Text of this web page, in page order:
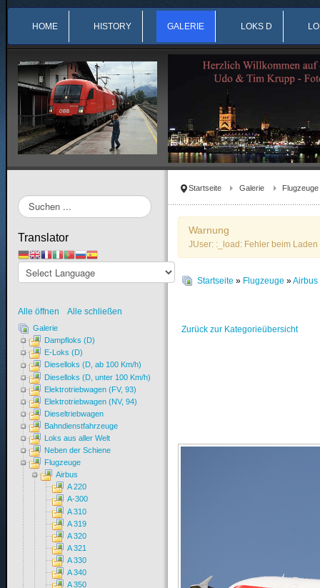
HOME HISTORY GALERIE LOKS D
Startseite Galerie Flugzeuge
Warnung
JUser: :_load: Fehler beim
Startseite » Flugzeuge »Airbus
Zurück zur Kategorieübersicht
Suchen
...
Translator
Alle öffnen Alle schließen
Galerie
Dampfloks (D)
E-Loks (D)
Dieselloks (D, ab 100 Km/h)
Dieselloks (D, unter 100 Km/h)
Elektrotriebwagen (FV, 93)
Elektrotriebwagen (NV, 94)
Dieseltriebwagen
Bahndienstfahrzeuge
Loks aus aller Welt
Neben der Schiene
Flugzeuge
Airbus
A 220
A-300
A 310
A 319
A 320
A 321
A 330
A 340
A 350